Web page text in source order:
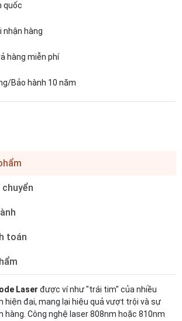
quốc
nhận hàng
hàng miễn phí
Bảo hành 10 năm
chuyển
toán
Laser được ví như "trái tim" của nhiều
hiện đại, mang lại hiệu quả vượt trội và sự
hàng. Công nghệ laser 808nm hoặc 810nm